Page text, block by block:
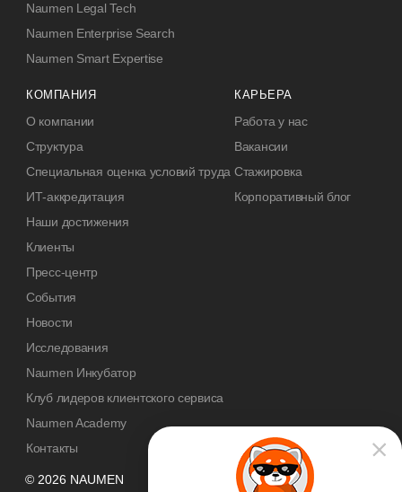
© 2026 NAUMEN
Naumen Legal Tech
Naumen Enterprise Search
Naumen Smart Expertise
КОМПАНИЯ
О компании
Структура
Специальная оценка условий труда
ИТ-аккредитация
Наши достижения
Клиенты
Пресс-центр
События
Новости
Исследования
Naumen Инкубатор
Клуб лидеров клиентского сервиса
Naumen Academy
Контакты
КАРЬЕРА
Работа у нас
Вакансии
Стажировка
Корпоративный блог